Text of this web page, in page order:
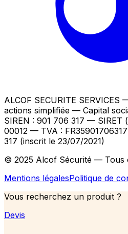
ALCOF SECURITE SERVICES
actions simplifiée — Capital
SIREN : 901 706 317 — SIRET
00012 — TVA : FR35901706317
317 (inscrit le 23/07/2021)
© 2025 Alcof Sécurité — Tous
Mentions légalesPolitique de
Vous recherchez un produit ?
Devis